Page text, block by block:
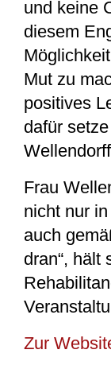
und keine
diesem
Mut zu
positives
dafür
Frau
nicht nur
auch
dran“, hält
Zur